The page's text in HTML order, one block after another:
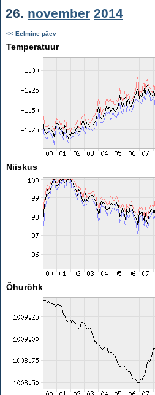
26. november 2014
<< Eelmine päev
Temperatuur
Niiskus
Õhurõhk